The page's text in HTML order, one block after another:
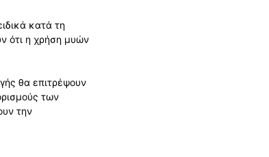
κατά τη
ότι η χρήση μυών
θα επιτρέψουν
των
την